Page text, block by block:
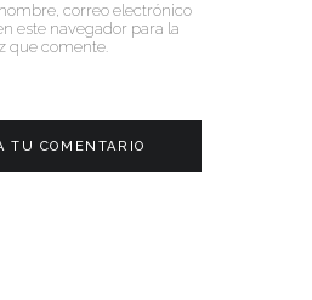
correo electrónico
este navegador para la
que comente.